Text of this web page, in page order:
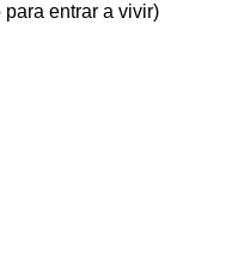
entrar a vivir)